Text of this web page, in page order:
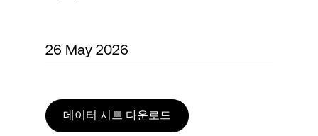
로그인
26 May 2026
데이터 시트 다운로드